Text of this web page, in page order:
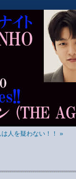
は人を疑わない！！ »